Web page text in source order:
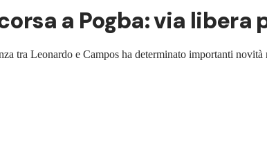
a Pogba: via libera
tra Leonardo e Campos ha determinato importanti